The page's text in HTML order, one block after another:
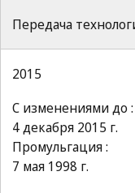
Передача
2015
С изменениями до :
4 декабря 2015 г.
Промульгация :
7 мая 1998 г.